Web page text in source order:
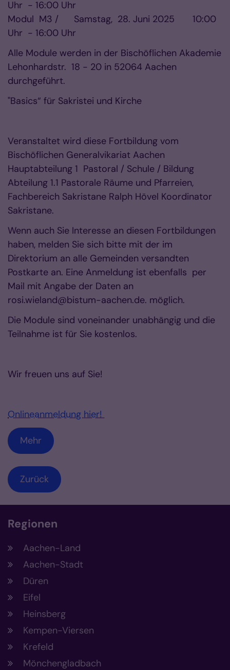
Uhr - 16:00 Uhr
Modul M3 / Samstag, 28. Juni 2025 10:00
Uhr - 16:00 Uhr
Alle Module werden in der Bischöflichen Akademie
Lehonhardstr. 18 - 20 in 52064 Aachen
durchgeführt.
"Basics“ für Sakristei und Kirche
Veranstaltet wird diese Fortbildung vom
Bischöflichen Generalvikariat Aachen
Hauptabteilung 1 Pastoral / Schule / Bildung
Abteilung 1.1 Pastorale Räume und Pfarreien,
Fachbereich Sakristane Ralph Hövel Koordinator
Sakristane.
Wenn auch Sie Interesse an diesen Fortbildungen
haben, melden Sie sich bitte mit der im
Direktorium an alle Gemeinden versandten
Postkarte an. Eine Anmeldung ist ebenfalls per
Mail mit Angabe der Daten an
rosi.wieland@bistum-aachen.de. möglich.
Die Module sind voneinander unabhängig und die
Teilnahme ist für Sie kostenlos.
Wir freuen uns auf Sie!
Onlineanmeldung hier!
Mehr
Zurück
Regionen
Aachen-Land
Aachen-Stadt
Düren
Eifel
Heinsberg
Kempen-Viersen
Krefeld
Mönchengladbach